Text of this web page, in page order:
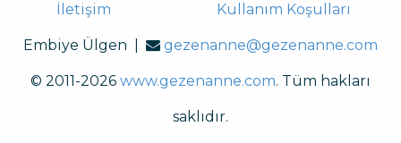
İletişim Kullanım Koşulları
Embiye Ülgen | gezenanne@gezenanne.com
© 2011-2026 www.gezenanne.com. Tüm hakları
saklıdır.